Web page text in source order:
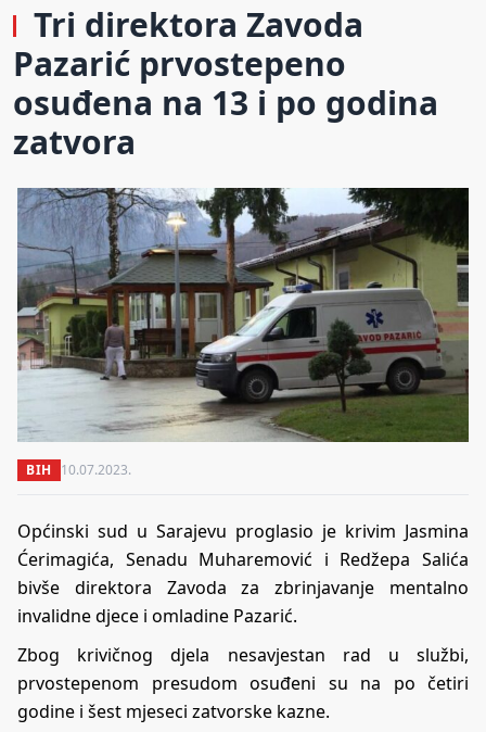
Tri direktora Zavoda
Pazarić prvostepeno
osuđena na 13 i po godina
zatvora
BIH 10.07.2023.
Općinski sud u Sarajevu proglasio je krivim Jasmina
Ćerimagića, Senadu Muharemović i Redžepa Salića
bivše direktora Zavoda za zbrinjavanje mentalno
invalidne djece i omladine Pazarić.
Zbog krivičnog djela nesavjestan rad u službi,
prvostepenom presudom osuđeni su na po četiri
godine i šest mjeseci zatvorske kazne.